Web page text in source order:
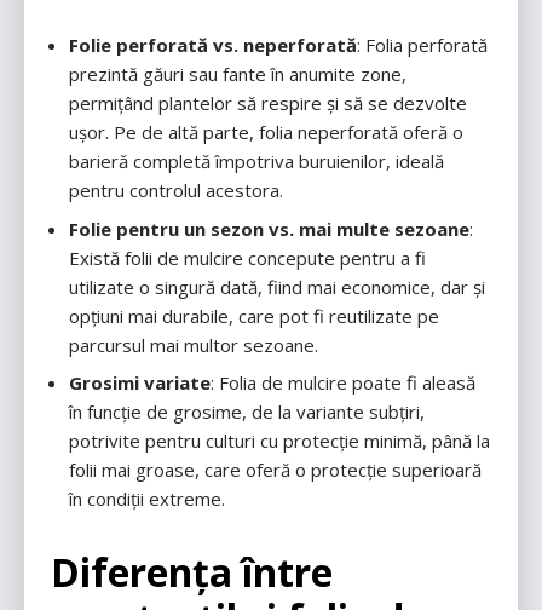
Folie perforată vs. neperforată: Folia perforată
prezintă găuri sau fante în anumite zone,
permițând plantelor să respire și să se dezvolte
ușor. Pe de altă parte, folia neperforată oferă o
barieră completă împotriva buruienilor, ideală
pentru controlul acestora.
Folie pentru un sezon vs. mai multe sezoane:
Există folii de mulcire concepute pentru a fi
utilizate o singură dată, fiind mai economice, dar și
opțiuni mai durabile, care pot fi reutilizate pe
parcursul mai multor sezoane.
Grosimi variate: Folia de mulcire poate fi aleasă
în funcție de grosime, de la variante subțiri,
potrivite pentru culturi cu protecție minimă, până la
folii mai groase, care oferă o protecție superioară
în condiții extreme.
Diferența între